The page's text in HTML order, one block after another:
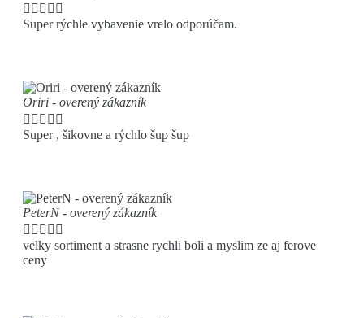
    
Super rýchle vybavenie vrelo odporúčam.
Oriri - overený zákazník
    
Super , šikovne a rýchlo šup šup
PeterN - overený zákazník
    
velky sortiment a strasne rychli boli a myslim ze aj ferove
ceny